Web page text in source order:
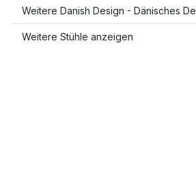
Weitere Danish Design - Dänisches
Weitere Stühle anzeigen